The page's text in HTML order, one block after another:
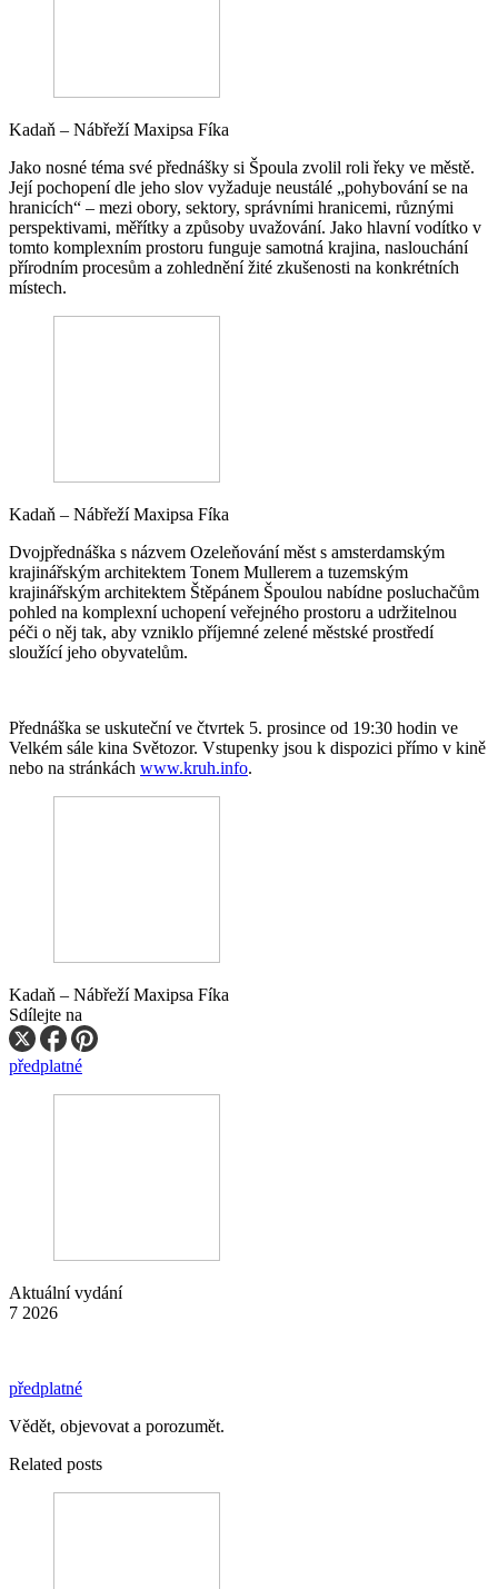
Kadaň – Nábřeží Maxipsa Fíka
Jako nosné téma své přednášky si Špoula zvolil roli řeky ve městě.
Její pochopení dle jeho slov vyžaduje neustálé „pohybování se na
hranicích“ – mezi obory, sektory, správními hranicemi, různými
perspektivami, měřítky a způsoby uvažování. Jako hlavní vodítko v
tomto komplexním prostoru funguje samotná krajina, naslouchání
přírodním procesům a zohlednění žité zkušenosti na konkrétních
místech.
Kadaň – Nábřeží Maxipsa Fíka
Dvojpřednáška s názvem Ozeleňování měst s amsterdamským
krajinářským architektem Tonem Mullerem a tuzemským
krajinářským architektem Štěpánem Špoulou nabídne posluchačům
pohled na komplexní uchopení veřejného prostoru a udržitelnou
péči o něj tak, aby vzniklo příjemné zelené městské prostředí
sloužící jeho obyvatelům.
Přednáška se uskuteční ve čtvrtek 5. prosince od 19:30 hodin ve
Velkém sále kina Světozor. Vstupenky jsou k dispozici přímo v kině
nebo na stránkách www.kruh.info.
Kadaň – Nábřeží Maxipsa Fíka
Sdílejte na
předplatné
Aktuální vydání
7 2026
předplatné
Vědět, objevovat a porozumět.
Related posts